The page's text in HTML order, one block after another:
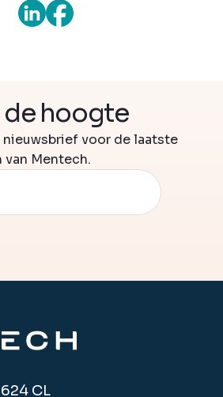
de hoogte
nieuwsbrief voor de laatste
Mentech.
CL